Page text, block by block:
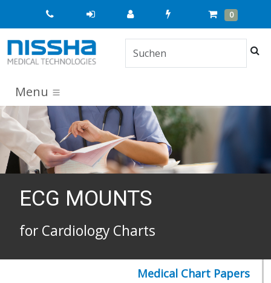
Quick
Order
Cart
0 Items
Menu
ECG MOUNTS
for Cardiology Charts
Medical Chart Papers